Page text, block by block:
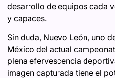
desarrollo de equipos cada
y capaces.
Sin duda, Nuevo León, uno
México del actual
plena efervescencia
imagen capturada tiene el